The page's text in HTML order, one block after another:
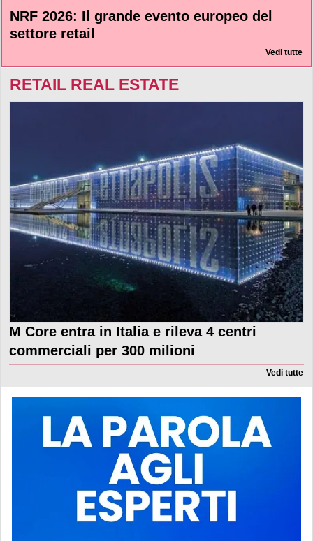
NRF 2026: Il grande evento europeo del
settore retail
Vedi tutte
RETAIL REAL ESTATE
M Core entra in Italia e rileva 4 centri
commerciali per 300 milioni
Vedi tutte